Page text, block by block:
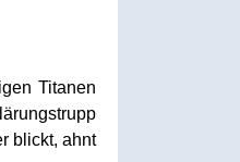
Titanen
blickt, ahnt